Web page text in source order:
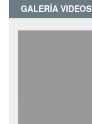
GALERÍA VIDEOS